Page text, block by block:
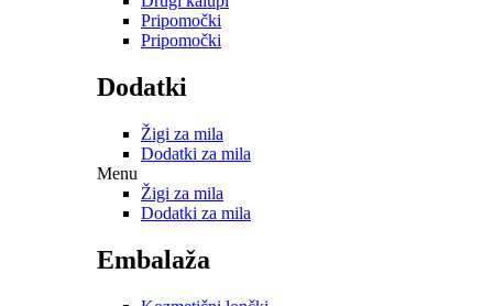
Pripomočki
Pripomočki
Dodatki
Žigi za mila
Dodatki za mila
Menu
Žigi za mila
Dodatki za mila
Embalaža